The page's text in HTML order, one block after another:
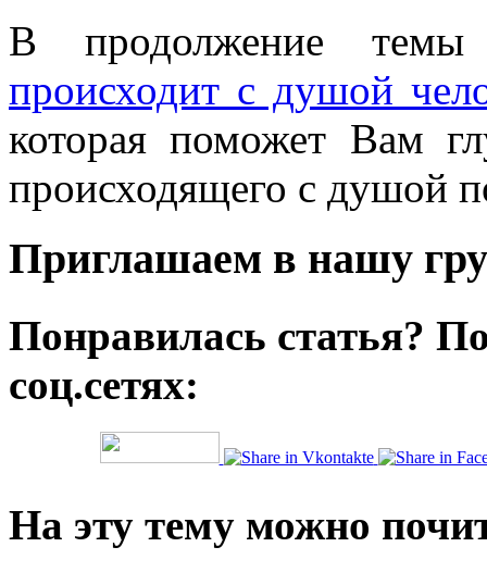
В продолжение темы
происходит с душой
которая поможет Вам
происходящего с душой
Приглашаем в нашу
Понравилась статья?
соц.сетях:
На эту тему можно